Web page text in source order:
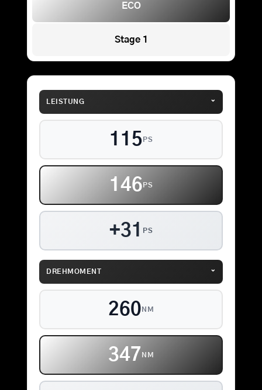
ECO
Stage 1
LEISTUNG ⌄
115 PS
146 PS
+31 PS
DREHMOMENT ⌄
260 NM
347 NM